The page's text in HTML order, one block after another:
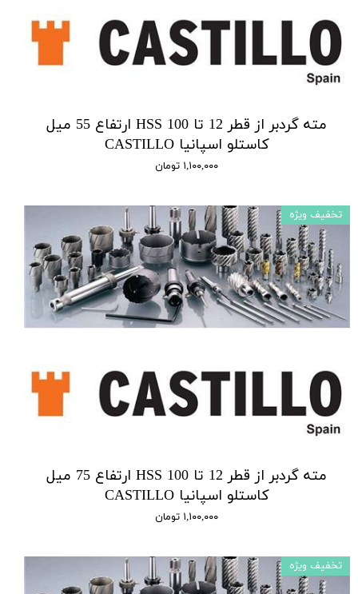
مته گردبر از قطر 12 تا 100 HSS ارتفاع 55 میل
کاستلو اسپانیا CASTILLO
۱,۱۰۰,۰۰۰ تومان
مته گردبر از قطر 12 تا 100 HSS ارتفاع 75 میل
کاستلو اسپانیا CASTILLO
۱,۱۰۰,۰۰۰ تومان
تخفیف ویژه
تخفیف ویژه